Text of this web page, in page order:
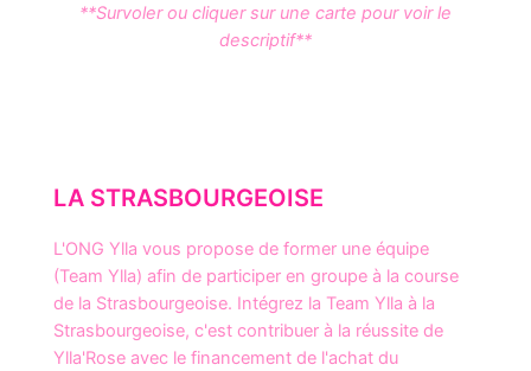
**Survoler ou cliquer sur une carte pour voir le
descriptif**
LA STRASBOURGEOISE
L'ONG Ylla vous propose de former une équipe
(Team Ylla) afin de participer en groupe à la course
de la Strasbourgeoise. Intégrez la Team Ylla à la
Strasbourgeoise, c'est contribuer à la réussite de
Ylla'Rose avec le financement de l'achat du